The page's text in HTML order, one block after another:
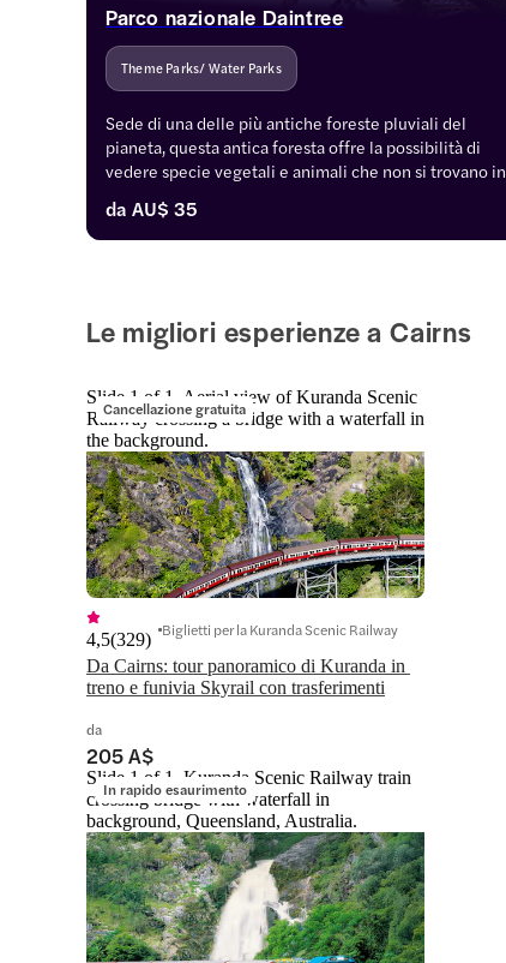
Parco nazionale Daintree
Theme Parks/ Water Parks
Sede di una delle più antiche foreste pluviali del
pianeta, questa antica foresta offre la possibilità di
vedere specie vegetali e animali che non si trovano in
barriera corallina, combina la tua esperienza nella
foresta pluviale con avventure di snorkeling o
da AU$ 35
Le migliori esperienze a Cairns
Cancellazione gratuita
Slide 1 of 1, Aerial view of Kuranda Scenic
Railway crossing a bridge with a waterfall in
the background.
Da Cairns: tour panoramico di Kuranda in
treno e funivia Skyrail con trasferimenti
4,5(329) Biglietti per la Kuranda Scenic Railway
da
205 A$
In rapido esaurimento
Slide 1 of 1, Kuranda Scenic Railway train
crossing bridge with waterfall in
background, Queensland, Australia.